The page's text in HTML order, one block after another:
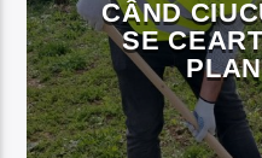
CÂND
SE